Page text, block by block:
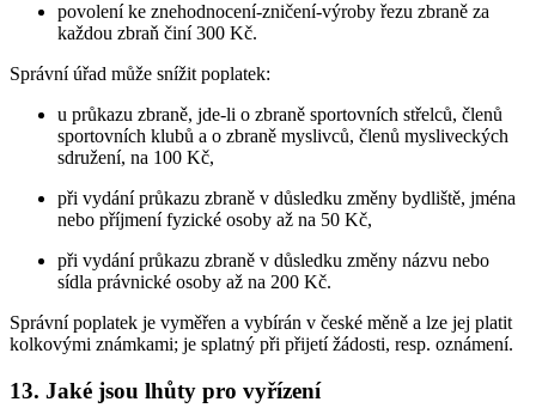
povolení ke znehodnocení-zničení-výroby řezu zbraně za
každou zbraň činí 300 Kč.
Správní úřad může snížit poplatek:
u průkazu zbraně, jde-li o zbraně sportovních střelců, členů
sportovních klubů a o zbraně myslivců, členů mysliveckých
sdružení, na 100 Kč,
při vydání průkazu zbraně v důsledku změny bydliště, jména
nebo příjmení fyzické osoby až na 50 Kč,
při vydání průkazu zbraně v důsledku změny názvu nebo
sídla právnické osoby až na 200 Kč.
Správní poplatek je vyměřen a vybírán v české měně a lze jej platit
kolkovými známkami; je splatný při přijetí žádosti, resp. oznámení.
13. Jaké jsou lhůty pro vyřízení